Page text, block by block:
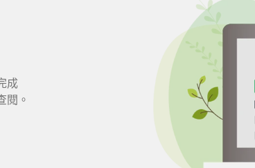
成
閱。